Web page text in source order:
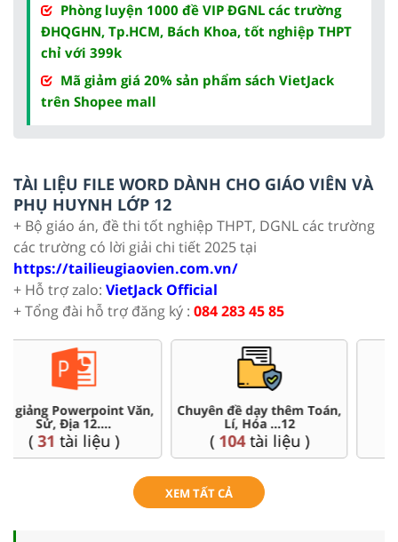
Phòng luyện 1000 đề VIP ĐGNL các trường
ĐHQGHN, Tp.HCM, Bách Khoa, tốt nghiệp THPT
chỉ với 399k
Mã giảm giá 20% sản phẩm sách VietJack
trên Shopee mall
TÀI LIỆU FILE WORD DÀNH CHO GIÁO VIÊN VÀ
PHỤ HUYNH LỚP 12
+ Bộ giáo án, đề thi tốt nghiệp THPT, DGNL các trường
các trường có lời giải chi tiết 2025 tại
https://tailieugiaovien.com.vn/
+ Hỗ trợ zalo: VietJack Official
+ Tổng đài hỗ trợ đăng ký : 084 283 45 85
Chuyên đề dạy thêm Toán,
Lí, Hóa ...12
(104tài liệu )
Đề thi HSG 12
(4tài liệu )
XEM TẤT CẢ